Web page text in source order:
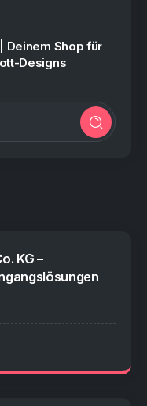
Deinem Shop für
Designs
KG –